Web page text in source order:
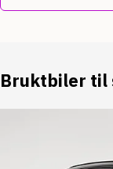
Bruktbiler til